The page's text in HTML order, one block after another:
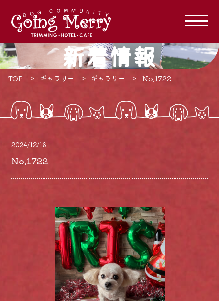
新着情報
TOP ギャラリー ギャラリー No.1722
2024/12/16
No.1722